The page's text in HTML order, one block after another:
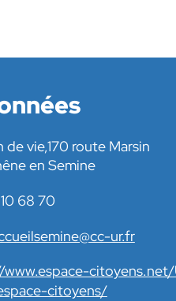
de vie,170 route Marsin
en Semine
68 70
ur.fr
citoyens.net/
citoyens/